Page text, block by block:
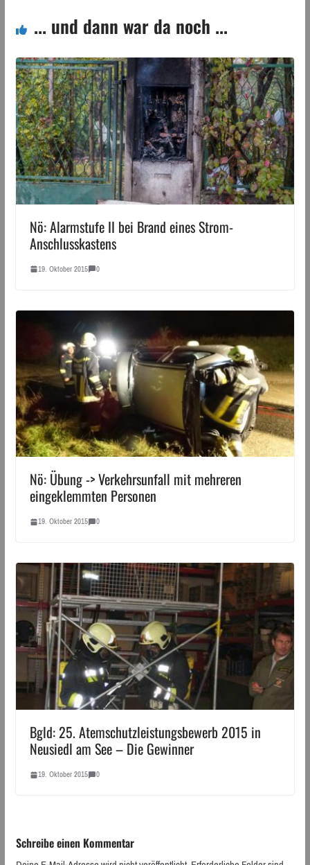
... und dann war da noch ...
Nö: Alarmstufe II bei Brand eines Strom-
Anschlusskastens
19. Oktober 2015 0
Nö: Übung -> Verkehrsunfall mit mehreren
eingeklemmten Personen
19. Oktober 2015 0
Bgld: 25. Atemschutzleistungsbewerb 2015 in
Neusiedl am See – Die Gewinner
19. Oktober 2015 0
Schreibe einen Kommentar